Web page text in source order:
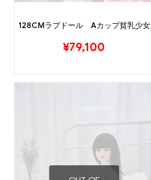
128CMラブドール Aカップ貧乳少女
¥79,100